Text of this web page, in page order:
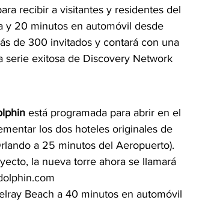
recibir a visitantes y residentes del
y 20 minutos en automóvil desde
de 300 invitados y contará con una
serie exitosa de Discovery Network
está programada para abrir en el
los dos hoteles originales de
a 25 minutos del Aeropuerto).
la nueva torre ahora se llamará
Beach a 40 minutos en automóvil